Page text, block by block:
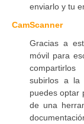
enviarlo y tu
CamScanner
Gracias a
móvil para
subirlos a la
puedes optar
de una